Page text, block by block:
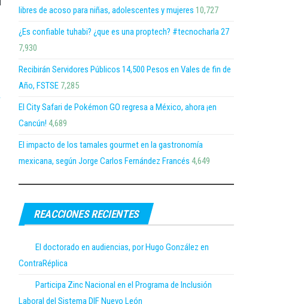
libres de acoso para niñas, adolescentes y mujeres 10,727
¿Es confiable tuhabi? ¿que es una proptech? #tecnocharla 27
7,930
Recibirán Servidores Públicos 14,500 Pesos en Vales de fin de
Año, FSTSE 7,285
El City Safari de Pokémon GO regresa a México, ahora ¡en
Cancún! 4,689
El impacto de los tamales gourmet en la gastronomía
mexicana, según Jorge Carlos Fernández Francés 4,649
REACCIONES RECIENTES
El doctorado en audiencias, por Hugo González en
ContraRéplica
Participa Zinc Nacional en el Programa de Inclusión
Laboral del Sistema DIF Nuevo León